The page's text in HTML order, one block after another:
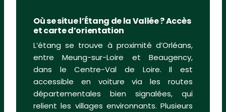
Où se situe l’Étang de la Vallée ? Accès
et carte d’orientation
L’étang se trouve à proximité d’Orléans,
entre Meung-sur-Loire et Beaugency,
dans le Centre-Val de Loire. Il est
accessible en voiture via les routes
départementales bien signalées, qui
relient les villages environnants. Plusieurs